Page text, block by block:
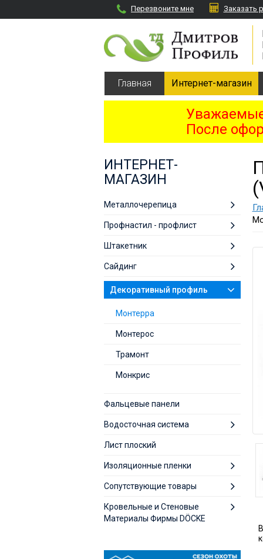
Перезвоните мне Заказать
Главная Интернет-магазин
После
ИНТЕРНЕТ-
МАГАЗИН
Металлочерепица
Профнастил - профлист
Штакетник
Сайдинг
Декоративный профиль
Монтерра
Монтерос
Трамонт
Монкрис
Фальцевые панели
Водосточная система
Лист плоский
Изоляционные пленки
Сопутствующие товары
Кровельные и Стеновые
Материалы Фирмы DÖCKE